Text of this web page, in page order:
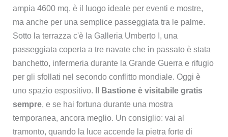
ampia 4600 mq, è il luogo ideale per eventi e mostre,
ma anche per una semplice passeggiata tra le palme.
Sotto la terrazza c'è la Galleria Umberto I, una
passeggiata coperta a tre navate che in passato è stata
banchetto, infermeria durante la Grande Guerra e rifugio
per gli sfollati nel secondo conflitto mondiale. Oggi è
uno spazio espositivo.
Il Bastione è visitabile gratis
sempre, e se hai fortuna durante una mostra
temporanea, ancora meglio. Un consiglio: vai al
tramonto, quando la luce accende la pietra forte di